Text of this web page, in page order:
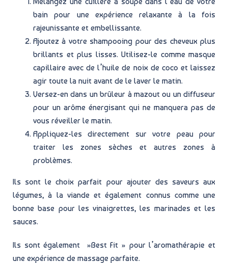
bain pour une expérience relaxante à la fois
rajeunissante et embellissante.
Ajoutez à votre shampooing pour des cheveux plus
brillants et plus lisses. Utilisez-le comme masque
capillaire avec de l’huile de noix de coco et laissez
agir toute la nuit avant de le laver le matin.
Versez-en dans un brûleur à mazout ou un diffuseur
pour un arôme énergisant qui ne manquera pas de
vous réveiller le matin.
Appliquez-les directement sur votre peau pour
traiter les zones sèches et autres zones à
problèmes.
Ils sont le choix parfait pour ajouter des saveurs aux
légumes, à la viande et également connus comme une
bonne base pour les vinaigrettes, les marinades et les
sauces.
Ils sont également »Best Fit » pour l’aromathérapie et
une expérience de massage parfaite.